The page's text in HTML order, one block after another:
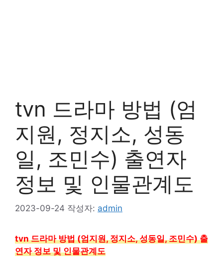
tvn 드라마 방법 (엄
지원, 정지소, 성동
일, 조민수) 출연자
정보 및 인물관계도
2023-09-24 작성자: admin
tvn 드라마 방법 (엄지원, 정지소, 성동일, 조민수) 출
연자 정보 및 인물관계도